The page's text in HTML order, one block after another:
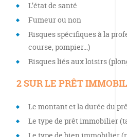
L’état de santé
Fumeur ou non
Risques spécifiques à la
course, pompier…)
Risques liés aux loisirs
2 SUR LE PRÊT
Le montant et la durée du
Le type de prêt immobilier